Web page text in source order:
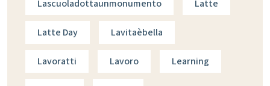
Lascuoladottaunmonumento Latte
Latte Day Lavitaèbella
Lavoratti Lavoro Learning